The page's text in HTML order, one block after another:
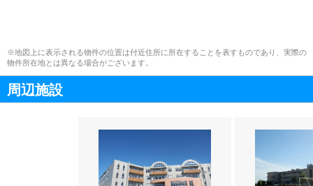
※地図上に表示される物件の位置は付近住所に所在することを表すものであり、実際の
物件所在地とは異なる場合がございます。
周辺施設